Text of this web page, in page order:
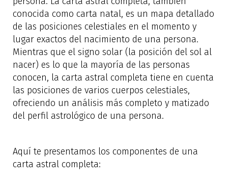
conocida como carta natal, es un mapa detallado
de las posiciones celestiales en el momento y
lugar exactos del nacimiento de una persona.
Mientras que el signo solar (la posición del sol al
nacer) es lo que la mayoría de las personas
conocen, la carta astral completa tiene en cuenta
las posiciones de varios cuerpos celestiales,
ofreciendo un análisis más completo y matizado
del perfil astrológico de una persona.
Aquí te presentamos los componentes de una
carta astral completa: